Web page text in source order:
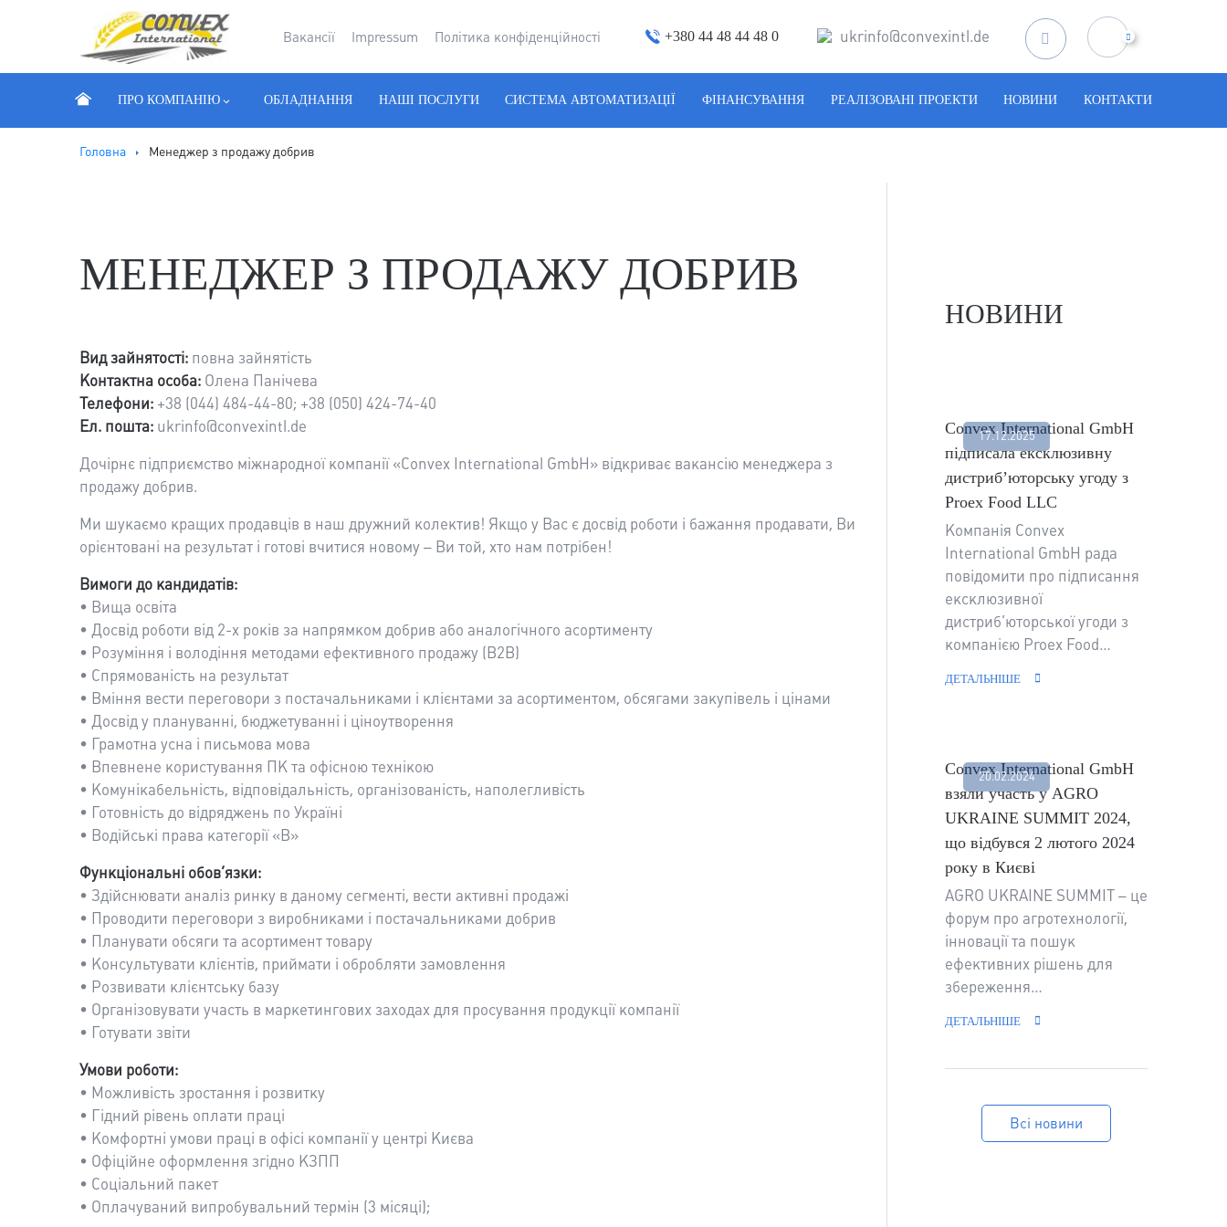
Вакансії Impressum Політика конфіденційності +380 44 48 44 48 0 ukrinfo@convexintl.de
Пошук
ПРО КОМПАНІЮ ОБЛАДНАННЯ НАШІ ПОСЛУГИ СИСТЕМА АВТОМАТИЗАЦІЇ ФІНАНСУВАННЯ РЕАЛІЗОВАНІ ПРОЕКТИ НОВИНИ КОНТАКТИ
Головна Менеджер з продажу добрив
МЕНЕДЖЕР З ПРОДАЖУ ДОБРИВ
Вид зайнятості: повна зайнятість
Контактна особа: Олена Панічева
Телефони: +38 (044) 484-44-80; +38 (050) 424-74-40
Ел. пошта: ukrinfo@convexintl.de
Дочірнє підприємство міжнародної компанії «Convex International GmbH» відкриває вакансію менеджера з
продажу добрив.
Ми шукаємо кращих продавців в наш дружний колектив! Якщо у Вас є досвід роботи і бажання продавати, Ви
орієнтовані на результат і готові вчитися новому – Ви той, хто нам потрібен!
Вимоги до кандидатів:
• Вища освіта
• Досвід роботи від 2-х років за напрямком добрив або аналогічного асортименту
• Розуміння і володіння методами ефективного продажу (B2B)
• Спрямованість на результат
• Вміння вести переговори з постачальниками і клієнтами за асортиментом, обсягами закупівель і цінами
• Досвід у плануванні, бюджетуванні і ціноутворення
• Грамотна усна і письмова мова
• Впевнене користування ПК та офісною технікою
• Комунікабельність, відповідальність, організованість, наполегливість
• Готовність до відряджень по Україні
• Водійські права категорії «В»
Функціональні обов’язки:
• Здійснювати аналіз ринку в даному сегменті, вести активні продажі
• Проводити переговори з виробниками і постачальниками добрив
• Планувати обсяги та асортимент товару
• Консультувати клієнтів, приймати і обробляти замовлення
• Розвивати клієнтську базу
• Організовувати участь в маркетингових заходах для просування продукції компанії
• Готувати звіти
Умови роботи:
• Можливість зростання і розвитку
• Гідний рівень оплати праці
• Комфортні умови праці в офісі компанії у центрі Києва
• Офіційне оформлення згідно КЗПП
• Соціальний пакет
• Оплачуваний випробувальний термін (3 місяці);
НОВИНИ
17.12.2025
Convex International GmbH
підписала ексклюзивну
дистриб’юторську угоду з
Proex Food LLC
Компанія Convex
International GmbH рада
повідомити про підписання
ексклюзивної
дистриб’юторської угоди з
компанією Proex Food…
ДЕТАЛЬНІШЕ
20.02.2024
Convex International GmbH
взяли участь у AGRO
UKRAINE SUMMIT 2024,
що відбувся 2 лютого 2024
року в Києві
AGRO UKRAINE SUMMIT – це
форум про агротехнології,
інновації та пошук
ефективних рішень для
збереження…
ДЕТАЛЬНІШЕ
Всі новини